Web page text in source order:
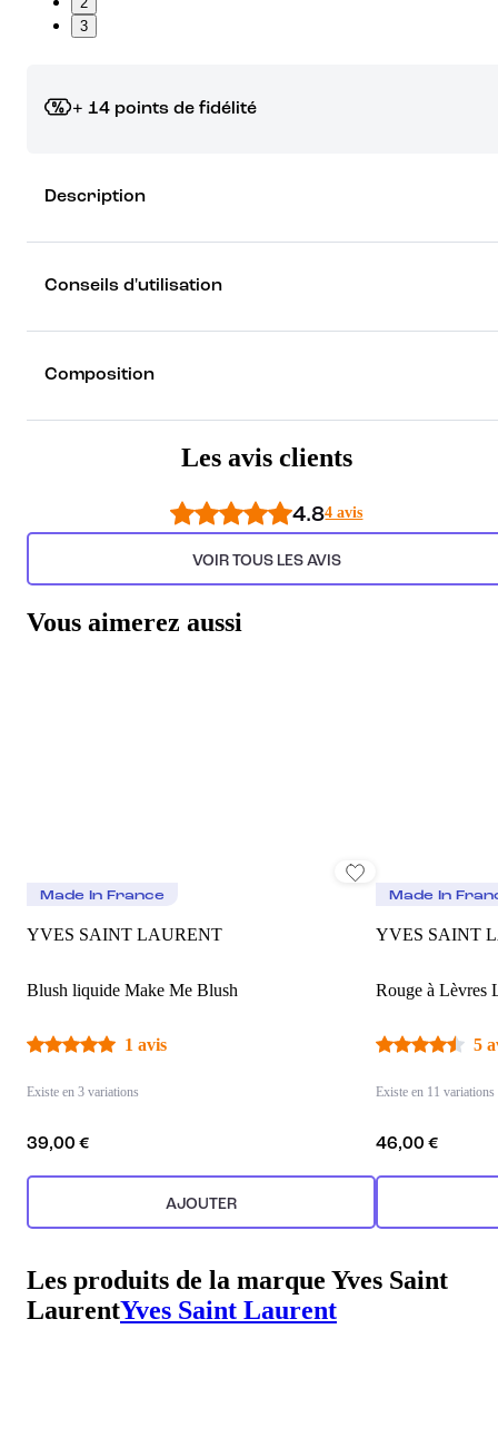
3
+ 14 points de fidélité
rêver !
Découvrez les récompenses
Description
Conseils d'utilisation
Composition
Les avis clients
4.84 avis
VOIR TOUS LES AVIS
Vous aimerez aussi
Made In France
YVES SAINT LAURENT
Blush liquide Make Me Blush
1 avis
Existe en 3 variations
39,00 €
AJOUTER
Made In
YVES SAINT
Rouge à Lèvres
5
Existe en 11 variations
46,00 €
Les produits de la marque Yves Saint
LaurentYves Saint Laurent